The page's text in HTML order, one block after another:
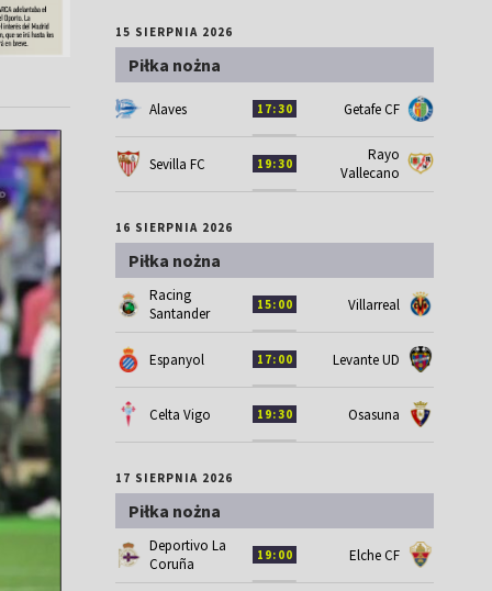
15 SIERPNIA 2026
Piłka nożna
Alaves 17:30 Getafe CF
Sevilla FC 19:30
Rayo
Vallecano
16 SIERPNIA 2026
Piłka nożna
Racing
Santander
15:00 Villarreal
Espanyol 17:00 Levante UD
Celta Vigo 19:30 Osasuna
17 SIERPNIA 2026
Piłka nożna
Deportivo La
Coruña
19:00 Elche CF